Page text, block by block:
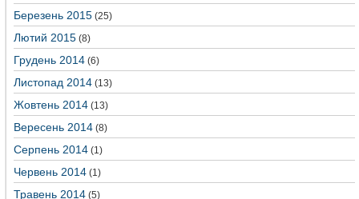
Березень 2015 (25)
Лютий 2015 (8)
Грудень 2014 (6)
Листопад 2014 (13)
Жовтень 2014 (13)
Вересень 2014 (8)
Серпень 2014 (1)
Червень 2014 (1)
Травень 2014 (5)